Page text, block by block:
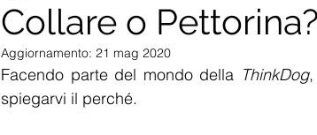
Collare o Pettorina?
Aggiornamento: 21 mag 2020
Facendo parte del mondo della ThinkDog,
spiegarvi il perché.